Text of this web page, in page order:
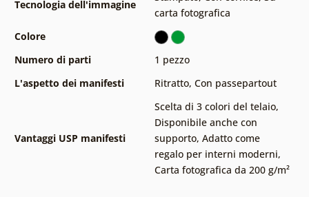
Tecnologia dell'immagine
carta fotografica
Colore
Numero di parti
1 pezzo
L'aspetto dei manifesti
Ritratto, Con passepartout
Vantaggi USP manifesti
Scelta di 3 colori del telaio,
Disponibile anche con
supporto, Adatto come
regalo per interni moderni,
Carta fotografica da 200 g/m²